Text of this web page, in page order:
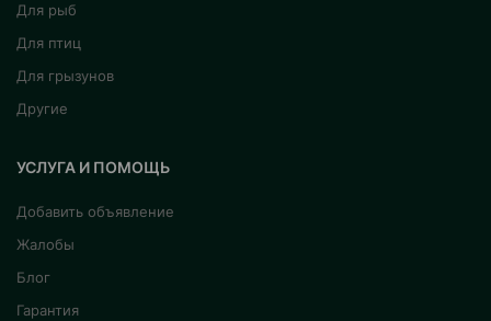
Для рыб
Для птиц
Для грызунов
Другие
УСЛУГА И ПОМОЩЬ
Добавить объявление
Жалобы
Блог
Гарантия